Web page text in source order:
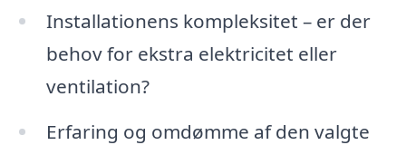
Installationens kompleksitet – er der
behov for ekstra elektricitet eller
ventilation?
Erfaring og omdømme af den valgte